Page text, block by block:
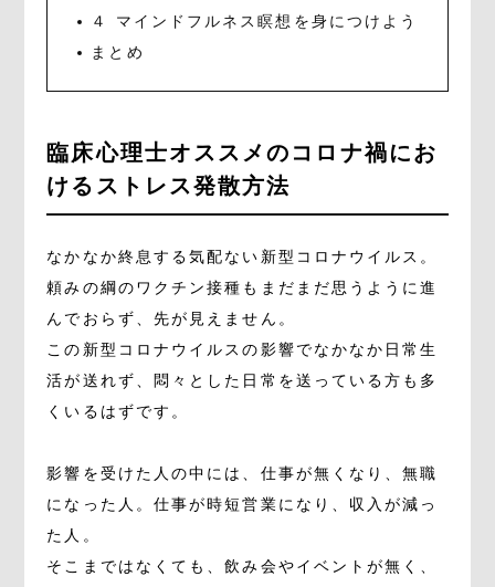
４ マインドフルネス瞑想を身につけよう
まとめ
臨床心理士オススメのコロナ禍にお
けるストレス発散方法
なかなか終息する気配ない新型コロナウイルス。
頼みの綱のワクチン接種もまだまだ思うように進
んでおらず、先が見えません。
この新型コロナウイルスの影響でなかなか日常生
活が送れず、悶々とした日常を送っている方も多
くいるはずです。
影響を受けた人の中には、仕事が無くなり、無職
になった人。仕事が時短営業になり、収入が減っ
た人。
そこまではなくても、飲み会やイベントが無く、